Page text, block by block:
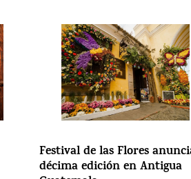
Festival de las Flores
décima edición en Antigua